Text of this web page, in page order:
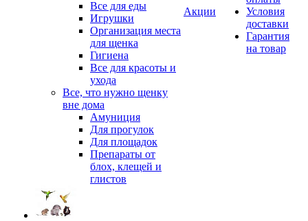
Все для еды
Игрушки
Организация места
для щенка
Гигиена
Все для красоты и
ухода
Все, что нужно щенку
вне дома
Амуниция
Для прогулок
Для площадок
Препараты от
блох, клещей и
глистов
Акции
Условия
доставки
Гарантия
на товар